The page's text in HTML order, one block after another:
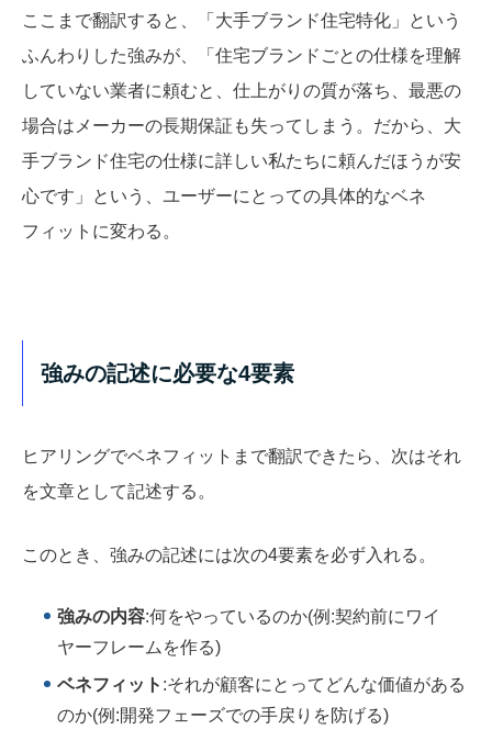
ここまで翻訳すると、「大手ブランド住宅特化」という
ふんわりした強みが、「住宅ブランドごとの仕様を理解
していない業者に頼むと、仕上がりの質が落ち、最悪の
場合はメーカーの長期保証も失ってしまう。だから、大
手ブランド住宅の仕様に詳しい私たちに頼んだほうが安
心です」という、ユーザーにとっての具体的なベネ
フィットに変わる。
強みの記述に必要な4要素
ヒアリングでベネフィットまで翻訳できたら、次はそれ
を文章として記述する。
このとき、強みの記述には次の4要素を必ず入れる。
強みの内容:何をやっているのか(例:契約前にワイ
ヤーフレームを作る)
ベネフィット :それが顧客にとってどんな価値がある
のか(例:開発フェーズでの手戻りを防げる)